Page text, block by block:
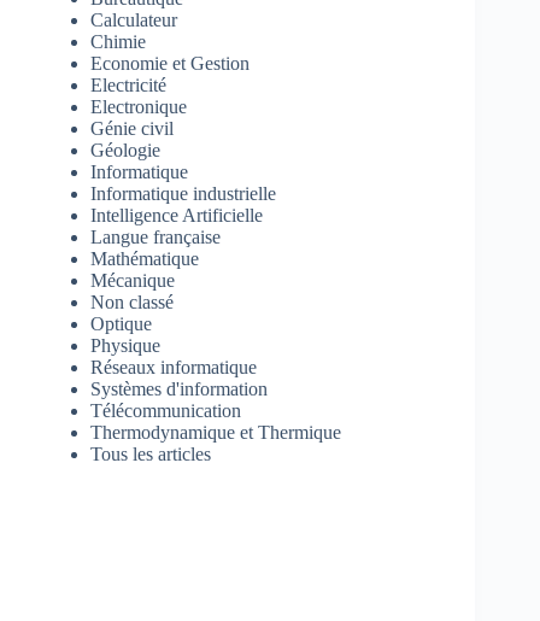
Calculateur
Chimie
Economie et Gestion
Electricité
Electronique
Génie civil
Géologie
Informatique
Informatique industrielle
Intelligence Artificielle
Langue française
Mathématique
Mécanique
Non classé
Optique
Physique
Réseaux informatique
Systèmes d'information
Télécommunication
Thermodynamique et Thermique
Tous les articles